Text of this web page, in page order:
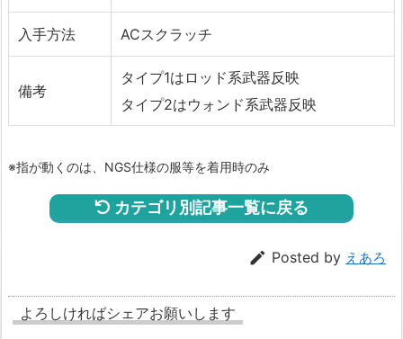
入手方法 ACスクラッチ
備考
タイプ1はロッド系武器反映
タイプ2はウォンド系武器反映
※指が動くのは、NGS仕様の服等を着用時のみ
カテゴリ別記事一覧に戻る
 Posted by えあろ
よろしければシェアお願いします